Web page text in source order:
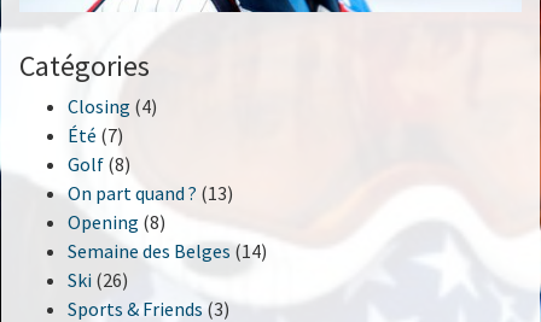
Catégories
Closing (4)
Été (7)
Golf (8)
On part quand ? (13)
Opening (8)
Semaine des Belges (14)
Ski (26)
Sports & Friends (3)